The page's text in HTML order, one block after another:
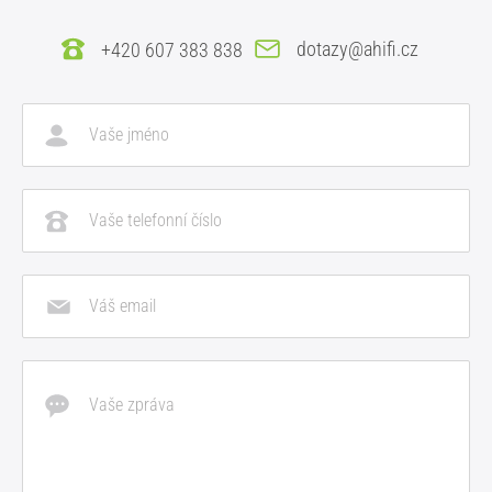
+420 607 383 838 dotazy@ahifi.cz